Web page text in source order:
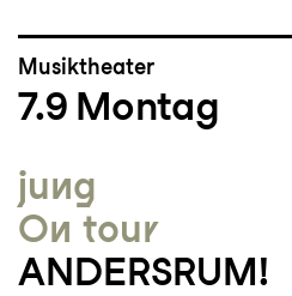
Musiktheater
7.9 Montag
jung
On tour
ANDERSRUM!